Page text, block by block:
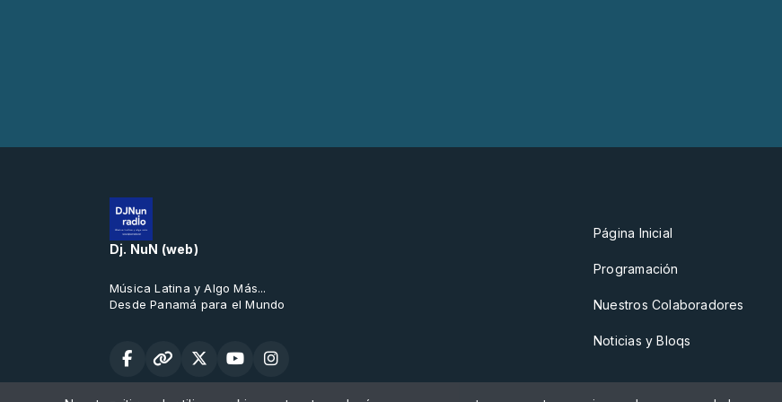
Dj. NuN (web)
Música Latina y Algo Más...
Desde Panamá para el Mundo
Página Inicial
Programación
Nuestros Colaboradores
Noticias y Bloqs